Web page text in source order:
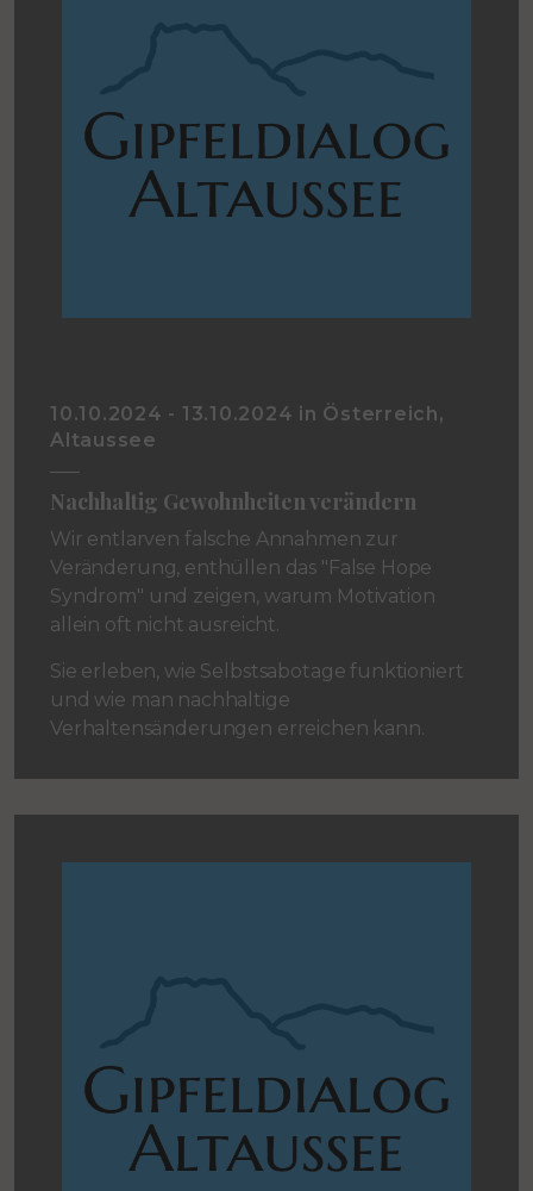
10.10.2024 - 13.10.2024 in Österreich,
Altaussee
Nachhaltig Gewohnheiten verändern
Wir entlarven falsche Annahmen zur
Veränderung, enthüllen das "False Hope
Syndrom" und zeigen, warum Motivation
allein oft nicht ausreicht.
Sie erleben, wie Selbstsabotage funktioniert
und wie man nachhaltige
Verhaltensänderungen erreichen kann.